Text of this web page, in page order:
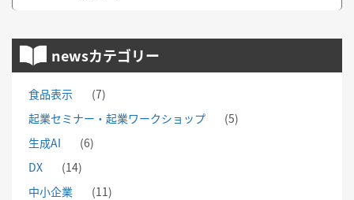
newsカテゴリー
食品表示
(7)
起業セミナー・起業ワークショップ
(5)
生成AI
(6)
DX
(14)
中小企業
(11)